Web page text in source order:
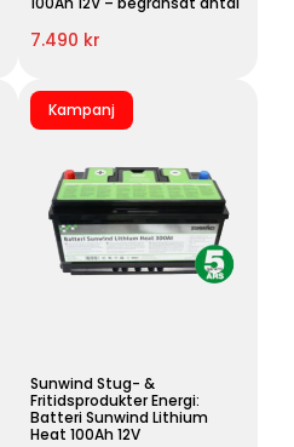
7.490 kr
Kampanj
Sunwind Stug- &
Fritidsprodukter Energi:
Batteri Sunwind Lithium
Heat 100Ah 12V